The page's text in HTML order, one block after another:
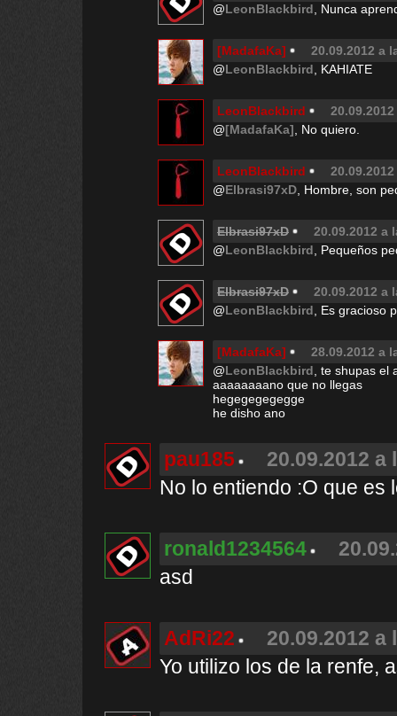
@LeonBlackbird , Nunca
[MadafaKa]
20.09.2012 a
@LeonBlackbird , KAHIATE
LeonBlackbird
@[MadafaKa] , No quiero.
LeonBlackbird
@Elbrasi97xD , Hombre, son
Elbrasi97xD
20.09.2012 a
@LeonBlackbird , Pequeños
Elbrasi97xD
20.09.2012 a
@LeonBlackbird , Es gracioso
[MadafaKa]
28.09.2012 a
@LeonBlackbird , te shupas el
aaaaaaaano que no llegas
hegegegegegge
he disho ano
pau185
20.09.2012 a
No lo entiendo :O que es
ronald1234564
asd
AdRi22
20.09.2012 a
Yo utilizo los de la renfe,